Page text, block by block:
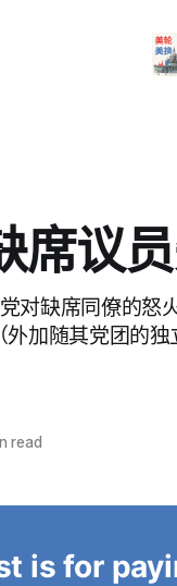
席议
对缺席同僚的
加随其党团的
read
is for